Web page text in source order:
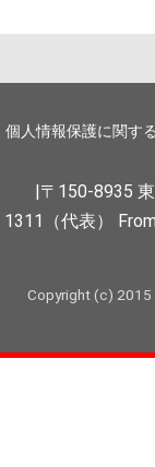
個人情報保護に関す
〒150-8935
1311（代表）
Copyright (c) 2015